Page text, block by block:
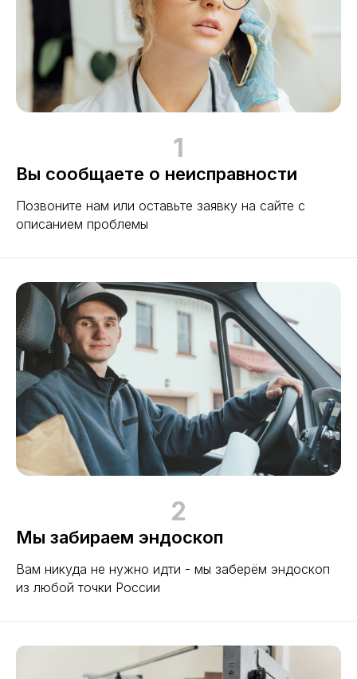
1
Вы сообщаете о неисправности
Позвоните нам или оставьте заявку на сайте с
описанием проблемы
2
Мы забираем эндоскоп
Вам никуда не нужно идти - мы заберём эндоскоп
из любой точки России
Виды ремонта